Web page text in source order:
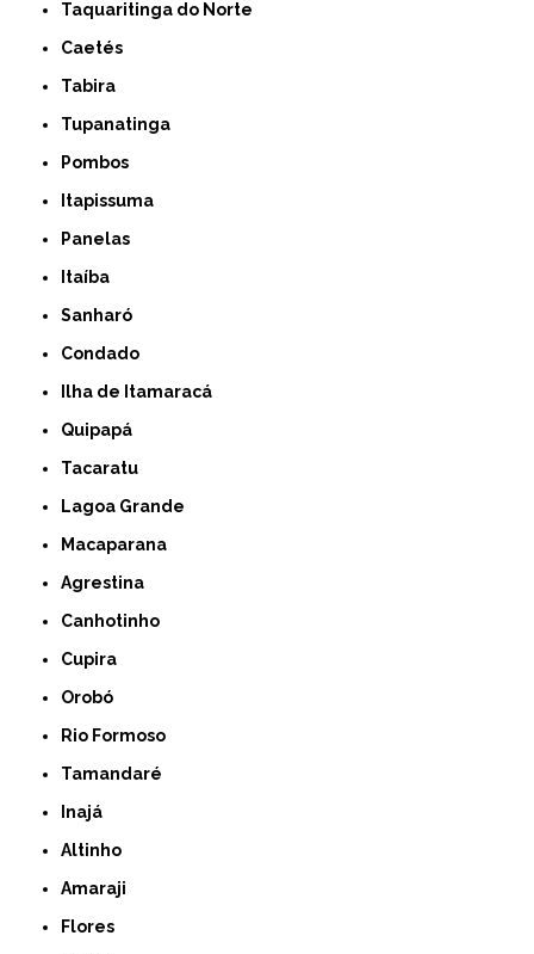
Taquaritinga do Norte
Caetés
Tabira
Tupanatinga
Pombos
Itapissuma
Panelas
Itaíba
Sanharó
Condado
Ilha de Itamaracá
Quipapá
Tacaratu
Lagoa Grande
Macaparana
Agrestina
Canhotinho
Cupira
Orobó
Rio Formoso
Tamandaré
Inajá
Altinho
Amaraji
Flores